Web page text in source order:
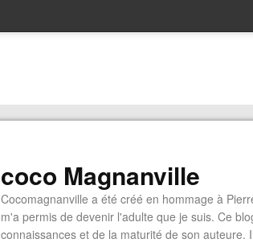
coco Magnanville
Cocomagnanville a été créé en hommage à
m'a permis de devenir l'adulte que je suis. Ce
connaissances et de la maturité de son auteure.